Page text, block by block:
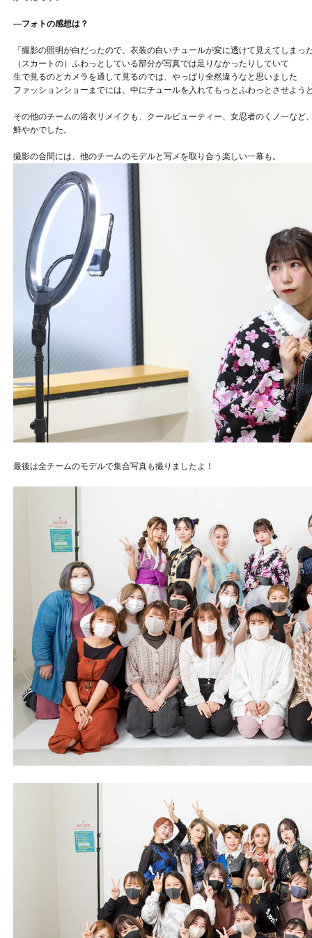
―フォトの感想は？
「撮影の照明が白だったので、衣装の白いチュールが変に透けて見えてしまっ
（スカートの）ふわっとしている部分が写真では足りなかったりしていて
生で見るのとカメラを通して見るのでは、やっぱり全然違うなと思いました
ファッションショーまでには、中にチュールを入れてもっとふわっとさせよう
その他のチームの浴衣リメイクも、クールビューティー、女忍者のくノ一な
鮮やかでした。
撮影の合間には、他のチームのモデルと写メを取り合う楽しい一幕も。
最後は全チームのモデルで集合写真も撮りましたよ！